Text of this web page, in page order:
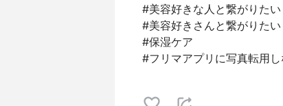
#美容好きな人と繋がりたい
#美容好きさんと繋がりたい
#保湿ケア
#フリマアプリに写真転用